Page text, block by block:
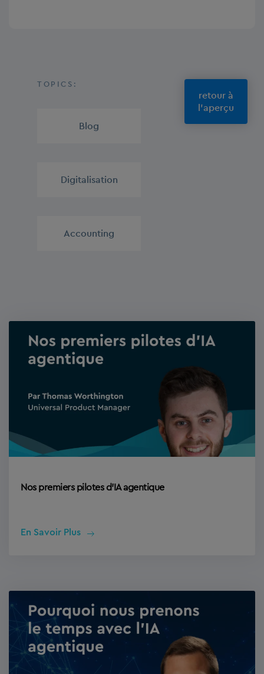
Nos premiers pilotes d’IA agentique
En Savoir Plus
TOPICS:
Blog
Digitalisation
Accounting
retour à
l'aperçu